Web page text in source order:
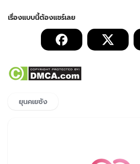
ยุนคเยซัง